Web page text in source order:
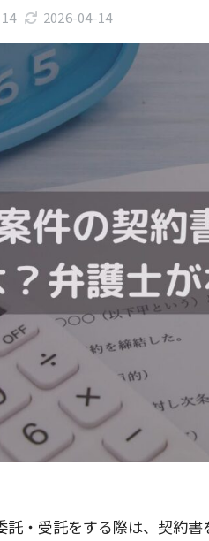
2026-04-14
託・受託をする際は、契約